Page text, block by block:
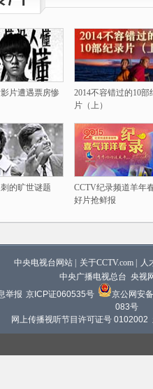
片遭遇票房惨
2014不容错过的10部
片（上）
的旷世谜题
CCTV纪录频道羊年
好片抢鲜报
中央电视台网站 关于CCTV.com
人
中央广播电视总台 央视
举报 京ICP证060535号
京公网安
083号
网上传播视听节目许可证号